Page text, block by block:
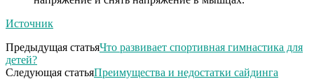
Источник
Предыдущая статьяЧто развивает спортивная гимнастика для
детей?
Следующая статьяПреимущества и недостатки сайдинга